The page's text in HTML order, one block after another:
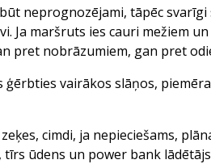
neprognozējami, tāpēc
Ja maršruts ies cauri mežiem
pret nobrāzumiem, gan pret
ģērbties vairākos slāņos,
cimdi, ja nepieciešams,
ūdens un power bank